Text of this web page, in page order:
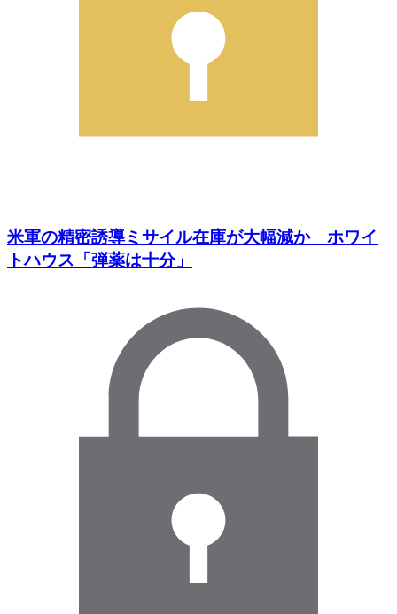
米軍の精密誘導ミサイル在庫が大幅減か ホワイ
トハウス「弾薬は十分」